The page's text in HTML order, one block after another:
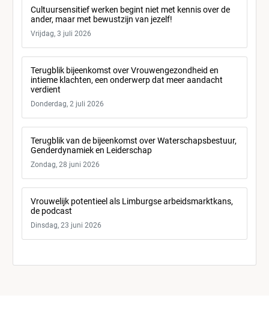
Cultuursensitief werken begint niet met kennis over de
ander, maar met bewustzijn van jezelf!
Vrijdag, 3 juli 2026
Terugblik bijeenkomst over Vrouwengezondheid en
intieme klachten, een onderwerp dat meer aandacht
verdient
Donderdag, 2 juli 2026
Terugblik van de bijeenkomst over Waterschapsbestuur,
Genderdynamiek en Leiderschap
Zondag, 28 juni 2026
Vrouwelijk potentieel als Limburgse arbeidsmarktkans,
de podcast
Dinsdag, 23 juni 2026